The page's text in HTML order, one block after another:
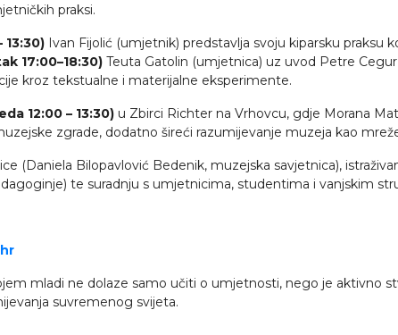
praksi.
13:30) Ivan Fijolić (umjetnik) predstavlja svoju kiparsku praksu
17:00–18:30) Teuta Gatolin (umjetnica) uz uvod Petre
kroz tekstualne i materijalne eksperimente.
12:00 – 13:30) u Zbirci Richter na Vrhovcu, gdje Morana
zgrade, dodatno šireći razumijevanje muzeja kao
(Daniela Bilopavlović Bedenik, muzejska savjetnica),
te suradnju s umjetnicima, studentima i vanjskim
mladi ne dolaze samo učiti o umjetnosti, nego je aktivno
suvremenog svijeta.